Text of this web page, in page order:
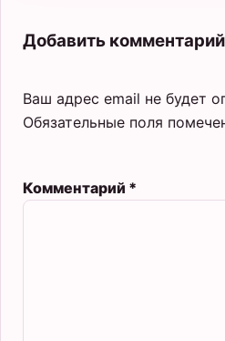
Добавить комментарий
Ваш адрес email не будет
Обязательные поля
Комментарий *